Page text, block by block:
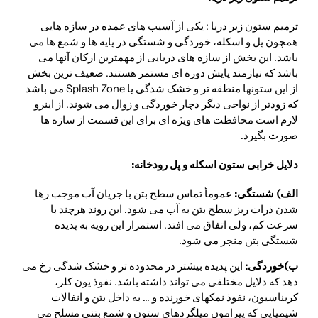
ترمیم ستون زیر دریا : یکی از آسیب های عمده در سازه هایی
همچون پل و اسکله، خوردگی و شستگی در پایه ها و شمع ها می
باشد. این بخش از سازه های دریایی از مهمترین ارکان آنها می
باشد که نیازمند پایش دوره ای مستمر هستند. ضعیف ترین بخش
از این ستونها منطقه تر و خشک شدگی یا Splash Zone می باشد
که زودتر از نواحی دیگر دچار خوردگی و زوال می شوند. از اینرو
لازم است محافظت های ویژه ای برای این قسمت از سازه ها
صورت بگیرد.
دلایل خرابی ستون اسکله و پل رودخانه:
الف) شستگی: عمومأ تماس سطح بتن با جریان آب موجب رها
شدن ذرات ریز سطح بتن به آب می شود. این روند هرچند با
سرعت کم، ولی اتفاق می افتد. استمرار این رویه به پدیده
شستگی بتن منجر می شود.
ب)خوردگی: این پدیده بیشتر در محدوده تر و خشک شدگی رخ می
دهد که دلایل مختلفی می تواند داشته باشد. نفوذ یون کلر،
کربناسیون، نفوذ نمکهای خورنده و … به داخل بتن و انفالات
شیمیایی که پیرامون میلگردهای ستون و شمع بتنی مسلح می